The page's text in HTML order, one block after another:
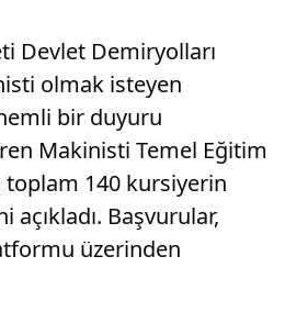
Devlet Demiryolları
olmak isteyen
bir duyuru
Makinisti Temel Eğitim
toplam 140 kursiyerin
Başvurular,
üzerinden